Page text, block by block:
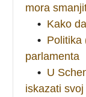
mora
• Kako
• Politika
parlamenta
• U
iskazati